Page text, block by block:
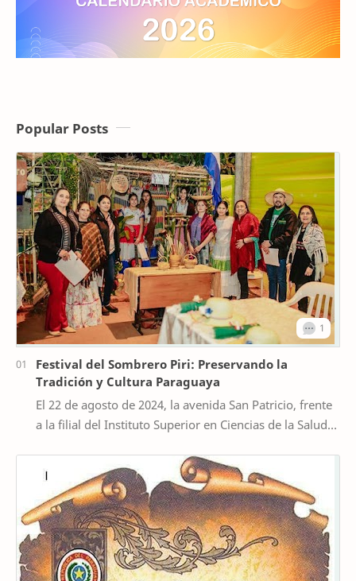
Popular Posts
Festival del Sombrero Piri: Preservando la
Tradición y Cultura Paraguaya
El 22 de agosto de 2024, la avenida San Patricio, frente
a la filial del Instituto Superior en Ciencias de la Salud